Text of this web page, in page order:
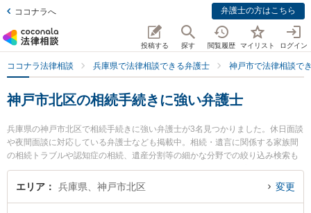
ココナラへ 弁護士の方はこちら
投稿する 探す 閲覧履歴 マイリスト ログイン
ココナラ法律相談 兵庫県で法律相談できる弁護士 神戸市で法律相談で
神戸市北区の相続手続きに強い弁護士
兵庫県の神戸市北区で相続手続きに強い弁護士が3名見つかりました。休日面談
や夜間面談に対応している弁護士なども掲載中。相続・遺言に関係する家族間
の相続トラブルや認知症の相続、遺産分割等の細かな分野での絞り込み検索も
でき便利です。特に梶山法律事務所の梶山 雅信弁護士や佐山雅彦法律事務所の
佐山 雅彦弁護士、弁護士法人近畿フロンティア法律事務所 神戸北オフィスの金
エリア 兵庫県、神戸市北区 変更